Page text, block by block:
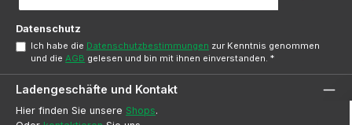
Datenschutz
Ich habe die Datenschutzbestimmungen zur Kenntnis genommen
und dieAGB gelesen und bin mit ihnen einverstanden.*
Ladengeschäfte und Kontakt
Hier finden Sie unsere Shops.